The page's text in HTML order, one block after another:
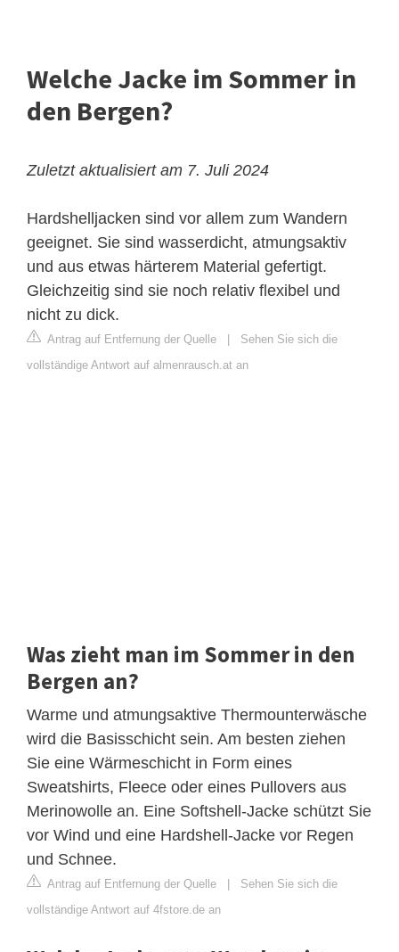
Welche Jacke im Sommer in
den Bergen?
Zuletzt aktualisiert am 7. Juli 2024
Hardshelljacken sind vor allem zum Wandern
geeignet. Sie sind wasserdicht, atmungsaktiv
und aus etwas härterem Material gefertigt.
Gleichzeitig sind sie noch relativ flexibel und
nicht zu dick.
Antrag auf Entfernung der Quelle
Sehen Sie sich die
vollständige Antwort auf almenrausch.at an
Was zieht man im Sommer in den
Bergen an?
Warme und atmungsaktive Thermounterwäsche
wird die Basisschicht sein. Am besten ziehen
Sie eine Wärmeschicht in Form eines
Sweatshirts, Fleece oder eines Pullovers aus
Merinowolle an. Eine Softshell-Jacke schützt Sie
vor Wind und eine Hardshell-Jacke vor Regen
und Schnee.
Antrag auf Entfernung der Quelle
Sehen Sie sich die
vollständige Antwort auf 4fstore.de an